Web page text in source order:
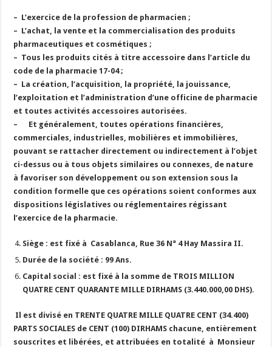
– L’exercice de la profession de pharmacien ;
– L’achat, la vente et la commercialisation des produits
pharmaceutiques et cosmétiques ;
– Tous les produits cités à titre accessoire dans l’article du
code de la pharmacie 17-04 ;
– La création, l’acquisition, la propriété, la jouissance,
l’exploitation et l’administration d’une officine de pharmacie
et toutes activités accessoires autorisées.
–
Et généralement, toutes opérations financières,
commerciales, industrielles, mobilières et immobilières,
pouvant se rattacher directement ou indirectement à l’objet
ci-dessus ou à tous objets similaires ou connexes, de nature
à favoriser son développement ou son extension sous la
condition formelle que ces opérations soient conformes aux
dispositions législatives ou réglementaires régissant
l’exercice de la pharmacie.
Siège : est fixé à Casablanca, Rue 36 N° 4 Hay Massira II.
Durée de la société : 99 Ans.
Capital social : est fixé à la somme de TROIS MILLION
QUATRE CENT QUARANTE MILLE DIRHAMS (3.440.000,00 DHS).
Il est divisé en TRENTE QUATRE MILLE QUATRE CENT (34.400)
PARTS SOCIALES de CENT (100) DIRHAMS chacune, entièrement
souscrites et libérées, et attribuées en totalité à Monsieur